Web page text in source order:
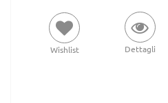
Wishlist Dettagli